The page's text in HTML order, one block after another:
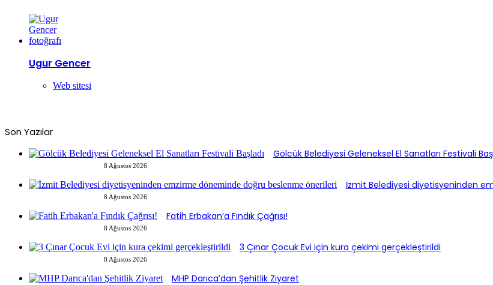
Ugur Gencer
Web sitesi
Son Yazılar
Gölcük Belediyesi Geleneksel El Sanatları Festivali
8 Ağustos 2026
İzmit Belediyesi diyetisyeninden
8 Ağustos 2026
Fatih Erbakan’a Fındık Çağrısı!
8 Ağustos 2026
3 Çınar Çocuk Evi için kura çekimi gerçekleştirildi
8 Ağustos 2026
MHP Darıca’dan Şehitlik Ziyaret